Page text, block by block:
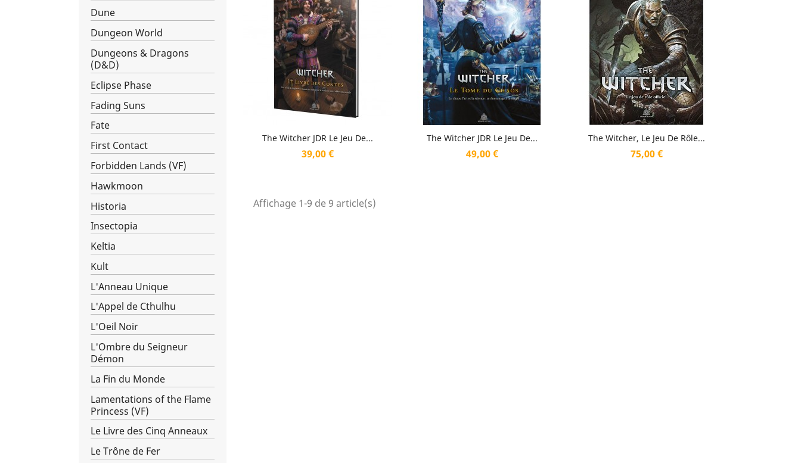
Dune
Dungeon World
Dungeons & Dragons
(D&D)
Eclipse Phase
Fading Suns
Fate
First Contact
Forbidden Lands (VF)
Hawkmoon
Historia
Insectopia
Keltia
Kult
L'Anneau Unique
L'Appel de Cthulhu
L'Oeil Noir
L'Ombre du Seigneur
Démon
La Fin du Monde
Lamentations of the Flame
Princess (VF)
Le Livre des Cinq Anneaux
Le Trône de Fer
The Witcher JDR Le Jeu De...
Prix
39,00 €
Aperçu rapide The Witcher JDR Le Jeu De...
Prix
49,00 €
Aperçu rapide The Witcher, Le Jeu De Rôle...
Prix
75,00 €
Aperçu rapide
Affichage 1-9 de 9 article(s)